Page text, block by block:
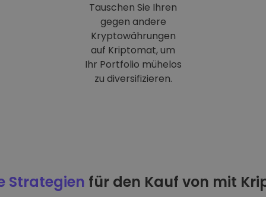
Tauschen Sie Ihren
gegen andere
Kryptowährungen
auf Kriptomat, um
Ihr Portfolio mühelos
zu diversifizieren.
Strategien für den Kauf von mit